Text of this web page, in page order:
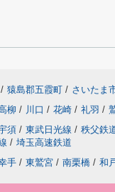
/ 猿島郡五霞町 / さいたま
柳 / 川口 / 花崎 / 礼羽 /
須 / 東武日光線 / 秩父鉄
/ 埼玉高速鉄道
手 / 東鷲宮 / 南栗橋 / 和